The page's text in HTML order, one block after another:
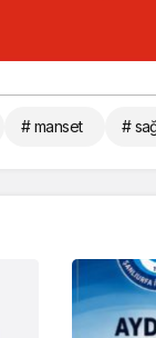
# manset #